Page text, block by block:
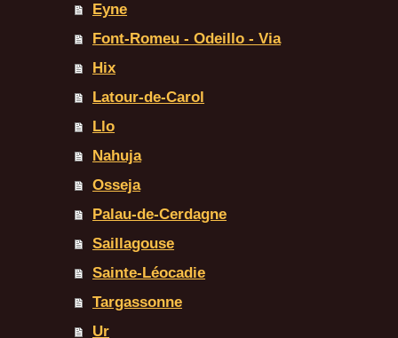
Eyne
Font-Romeu - Odeillo - Via
Hix
Latour-de-Carol
Llo
Nahuja
Osseja
Palau-de-Cerdagne
Saillagouse
Sainte-Léocadie
Targassonne
Ur